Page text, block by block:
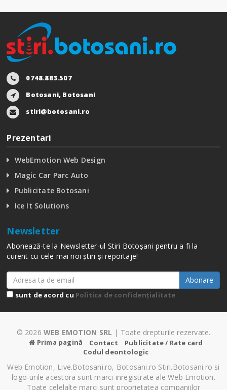
0748.883.507
Botosani, Botosani
stiri@botosani.ro
Prezentari
WebEmotion Web Design
Magic Car Parc Auto
Publicitate Botosani
Ice It Solutions
Newsletter
Abonează-te la Newsletter-ul Stiri Botoșani pentru a fi la
curent cu cele mai noi știri și reportaje!
Abonare
sunt de acord cu Politica de confidențialitate
© 2026 WEB EMOTION SRL | Toate drepturile rezervate.
Prima pagină Contact
Publicitate / Rate card
Codul deontologic
Web Emotion, Live.Botosani.ro, Botosani.ro Stiri.Botosani.ro si
logo-urile acestora sunt marci inregistrate ale Web Emotion.
Toate celelalte marci sunt proprietatea companiilor